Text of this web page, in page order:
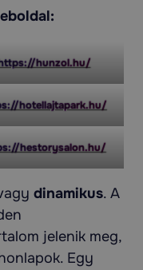
hunzol.hu/
hotellajtapark.hu/
hestorysalon.hu/
dinamikus. A
jelenik meg,
Egy